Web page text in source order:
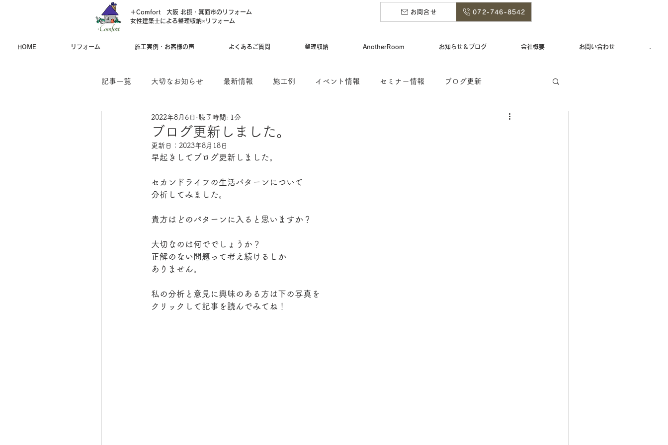
＋Comfort 大阪 北摂・箕面市のリフォーム
女性建築士による整理収納×リフォーム
072-746-8542
お問合せ
HOME リフォーム 施工実例・お客様の声 よくあるご質問 整理収納 AnotherRoom お知らせ＆ブログ 会社概要 お問い合わせ
記事一覧 大切なお知らせ 最新情報 施工例 イベント情報 セミナー情報 ブログ更新
その他のおしらせ 整理収納アドバイザー2級認定講座
おひとりさまリフォーム 役立つ情報
ブログ更新しました。
2022年8月6日 読了時間: 1分
更新日： 2023年8月18日
早起きしてブログ更新しました。
セカンドライフの生活パターンについて
分析してみました。
貴方はどのパターンに入ると思いますか？
大切なのは何ででしょうか？
正解のない問題って考え続けるしか
ありません。
私の分析と意見に興味のある方は下の写真を
クリックして記事を読んでみてね！